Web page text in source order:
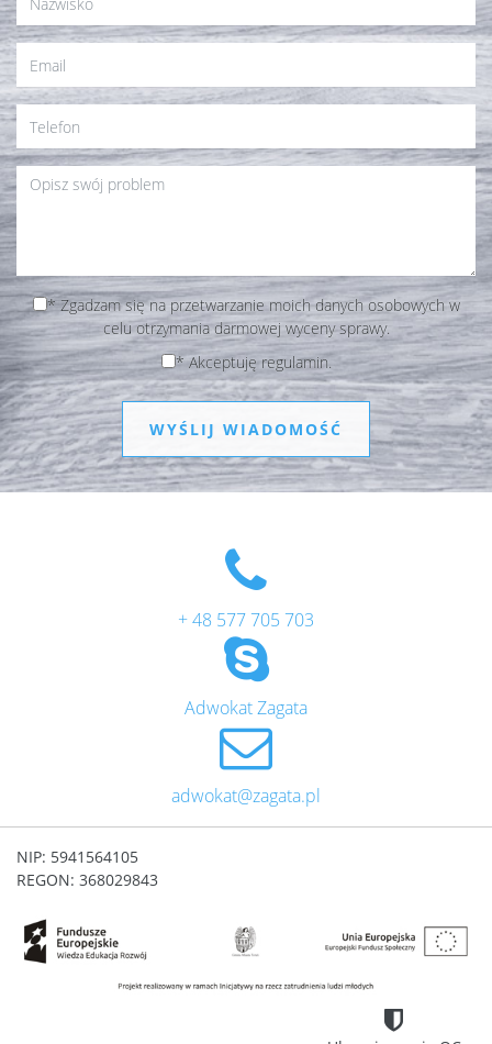
*Zgadzam się na przetwarzanie moich danych osobowych w
celu otrzymania darmowej wyceny sprawy.
*Akceptuję regulamin.
WYŚLIJ WIADOMOŚĆ
+ 48 577 705 703
Adwokat Zagata
adwokat@zagata.pl
NIP: 5941564105
REGON: 368029843